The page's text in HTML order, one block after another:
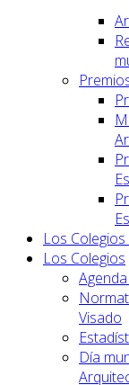
Los
Los Colegios
Visado
Día